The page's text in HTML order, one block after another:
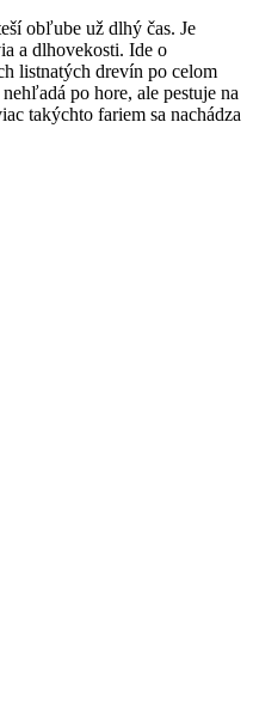
obľube už dlhý čas. Je
a dlhovekosti. Ide o
listnatých drevín po celom
po hore, ale pestuje na
takýchto fariem sa nachádza